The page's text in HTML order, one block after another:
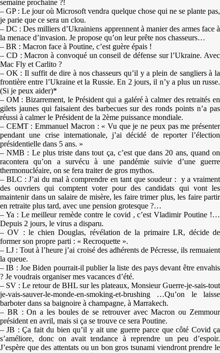
semaine prochaine ?!
– GP : Le jour où Microsoft vendra quelque chose qui ne se plante pas,
je parie que ce sera un clou.
– DC : Des milliers d’Ukrainiens apprennent à manier des armes face à
la menace d’invasion. Je propose qu’on leur prête nos chasseurs…
– BR : Macron face à Poutine, c’est guère épais !
– CD : Macron à convoqué un conseil de défense sur l’Ukraine. Avec
Mac Fly et Carlito ?
– OK : Il suffit de dire à nos chasseurs qu’il y a plein de sangliers à la
frontière entre l’Ukraine et la Russie. En 2 jours, il n’y a plus un russe.
(Si je peux aider)*
– OM : Bizarrement, le Président qui a galéré à calmer des retraités en
gilets jaunes qui faisaient des barbecues sur des ronds points n’a pas
réussi à calmer le Président de la 2ème puissance mondiale.
– CEMT : Emmanuel Macron : « Vu que je ne peux pas me présenter
pendant une crise internationale, j’ai décidé de reporter l’élection
présidentielle dans 5 ans. »
– NMB : Le plus triste dans tout ça, c’est que dans 20 ans, quand on
racontera qu’on a survécu à une pandémie suivie d’une guerre
thermonucléaire, on se fera traiter de gros mythos.
– BLC : J’ai du mal à comprendre en tant que soudeur : y a vraiment
des ouvriers qui comptent voter pour des candidats qui vont les
maintenir dans un salaire de misère, les faire trimer plus, les faire partir
en retraite plus tard, avec une pension grotesque ?…
– Ya : Le meilleur remède contre le covid , c’est Vladimir Poutine !…
Depuis 2 jours, le virus a disparu.
– OV : le chien Douglas, révélation de la primaire LR, décide de
former son propre parti : « Recroquette ».
– LJ : Tout à l’heure j’ai croisé des adhérents de Pécresse, ils remuaient
la queue.
– IB : Joe Biden pourrait-il publier la liste des pays devant être envahis
? Je voudrais organiser mes vacances d’été.
– SV : Le retour de BHL sur les plateaux, Monsieur Guerre-je-sais-tout
je-vais-sauver-le-monde-en-smoking-et-brushing …Qu’on le laisse
barboter dans sa baignoire à champagne, à Marrakech.
– BR : On a les boules de se retrouver avec Macron ou Zemmour
président en avril, mais si ça se trouve ce sera Poutine.
– JB : Ça fait du bien qu’il y ait une guerre parce que côté Covid ça
s’améliore, donc on avait tendance à reprendre un peu d’espoir.
J’espère que des attentats ou un bon gros tsunami viendront prendre le